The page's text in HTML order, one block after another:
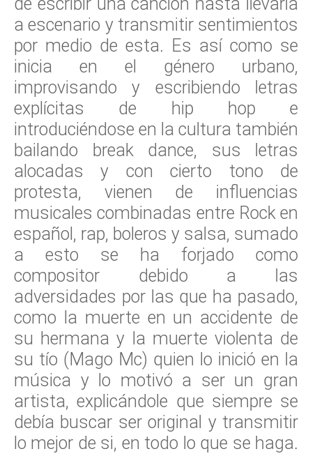
a escenario y transmitir sentimientos
por medio de esta. Es así como se
inicia en el género urbano,
improvisando y escribiendo letras
explícitas de hip hop e
introduciéndose en la cultura también
bailando break dance, sus letras
alocadas y con cierto tono de
protesta, vienen de influencias
musicales combinadas entre Rock en
español, rap, boleros y salsa, sumado
a esto se ha forjado como
compositor debido a las
adversidades por las que ha pasado,
como la muerte en un accidente de
su hermana y la muerte violenta de
su tío (Mago Mc) quien lo inició en la
música y lo motivó a ser un gran
artista, explicándole que siempre se
debía buscar ser original y transmitir
lo mejor de si, en todo lo que se haga.